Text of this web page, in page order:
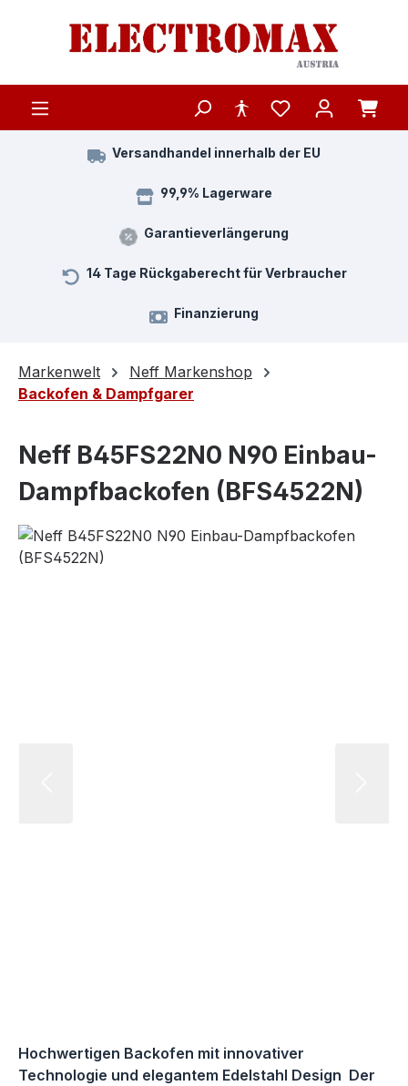
Zum Hauptinhalt springen
Versandhandel innerhalb der EU
99,9% Lagerware
Garantieverlängerung
14 Tage Rückgaberecht für Verbraucher
Finanzierung
Markenwelt
Neff Markenshop
Backofen & Dampfgarer
Neff B45FS22N0 N90 Einbau-
Dampfbackofen (BFS4522N)
Bildergalerie überspringen
Hochwertigen Backofen mit innovativer
Technologie und elegantem Edelstahl Design Der